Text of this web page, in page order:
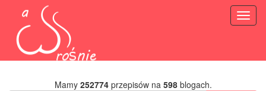
Mamy 252774przepisów na 598blogach.